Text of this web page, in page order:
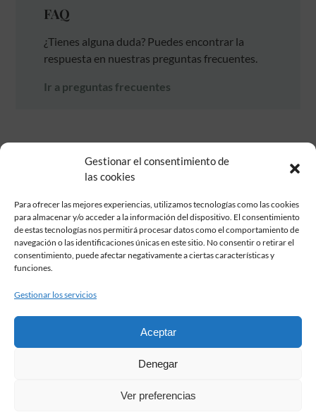
Gestionar el consentimiento de
las cookies
Para ofrecer las mejores experiencias, utilizamos tecnologías como las cookies
para almacenar y/o acceder a la información del dispositivo. El consentimiento
de estas tecnologías nos permitirá procesar datos como el comportamiento de
navegación o las identificaciones únicas en este sitio. No consentir o retirar el
consentimiento, puede afectar negativamente a ciertas características y
funciones.
Gestionar los servicios
Aceptar
Denegar
Ver preferencias
FAQ
¿Tienes alguna duda? Puedes encontrar la
respuesta en nuestras preguntas frecuentes.
Ir a preguntas frecuentes
Fundación Pastor de Estudios Clásicos
Calle Serrano, 107. Madrid, 28006.
915617236
2026 Todos los derechos reservados © Fundación Pastor. Sitio web
Condiciones de contratación
Aviso legal